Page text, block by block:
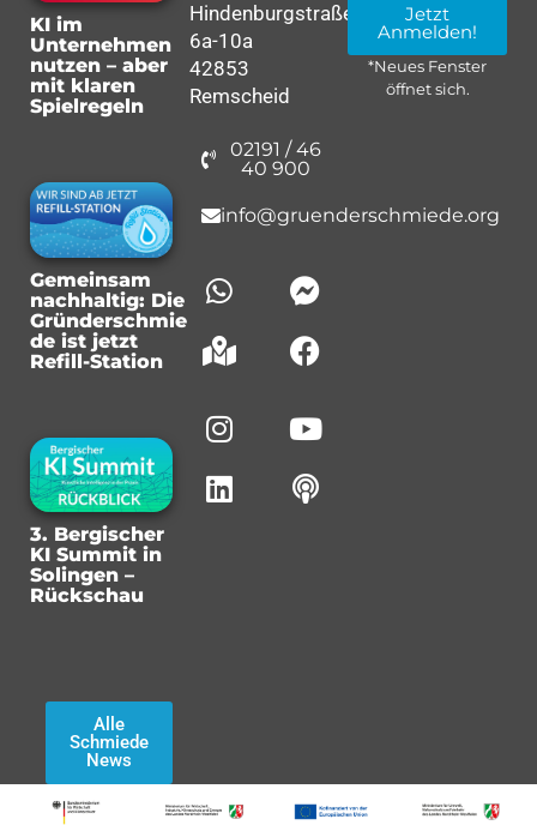
KI im
Unternehmen
nutzen – aber
mit klaren
Spielregeln
Gemeinsam
nachhaltig: Die
Gründerschmie
de ist jetzt
Refill-Station
3. Bergischer
KI Summit in
Solingen –
Rückschau
Alle
Schmiede
News
Hindenburgstraße
6a-10a
42853
Remscheid
02191 / 46
40 900
info@gruenderschmiede.org
Jetzt
Anmelden!
*Neues Fenster
öffnet sich.